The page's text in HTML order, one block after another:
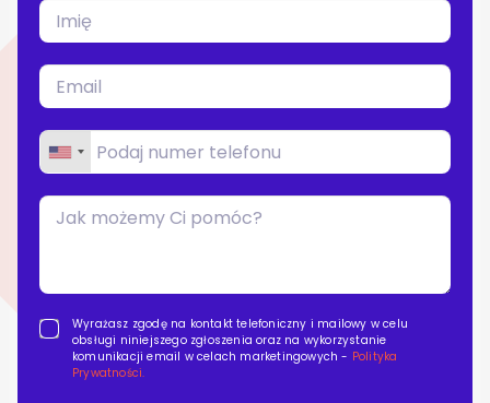
Kontakt
Wyrażasz zgodę na kontakt telefoniczny i mailowy w celu
obsługi niniejszego zgłoszenia oraz na wykorzystanie
komunikacji email w celach marketingowych - Polityka
Prywatności.